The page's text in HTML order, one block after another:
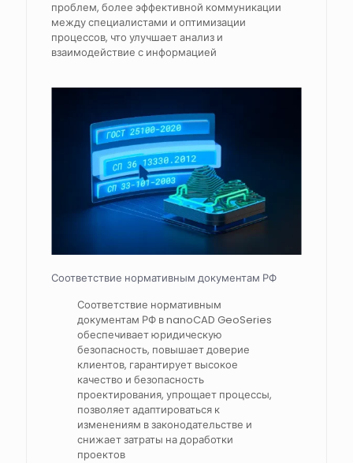
проблем, более эффективной коммуникации
между специалистами и оптимизации
процессов, что улучшает анализ и
взаимодействие с информацией
Соответствие нормативным документам РФ
Соответствие нормативным
документам РФ в nanoCAD GeoSeries
обеспечивает юридическую
безопасность, повышает доверие
клиентов, гарантирует высокое
качество и безопасность
проектирования, упрощает процессы,
позволяет адаптироваться к
изменениям в законодательстве и
снижает затраты на доработки
проектов